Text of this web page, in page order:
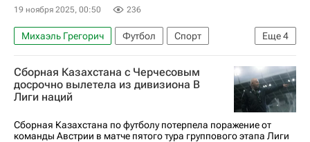
19 ноября 2025, 00:50 236
Еще4
Михаэль Грегорич Футбол
Спорт
Австрия
Босния и Герцеговина
Бельгия
ЧМ по футболу 2026
Сборная Казахстана с Черчесовым
досрочно вылетела из дивизиона B
Лиги наций
Сборная Казахстана по футболу потерпела поражение от
команды Австрии в матче пятого тура группового этапа Лиги